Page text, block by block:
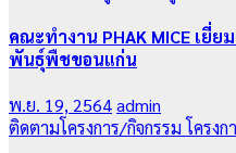
คณะทำงาน PHAK MICE เ
พันธุ์พืชขอนแก่น
พ.ย. 19, 2564admin
ติดตามโครงการ/กิจกรรม โครง